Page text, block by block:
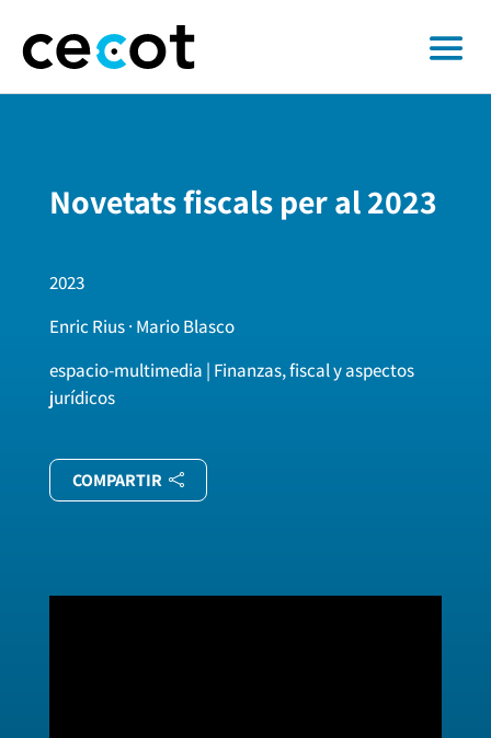
Novetats fiscals per al 2023
2023
Enric Rius · Mario Blasco
espacio-multimedia | Finanzas, fiscal y aspectos
jurídicos
COMPARTIR